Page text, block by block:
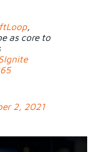
,
as core to
2, 2021